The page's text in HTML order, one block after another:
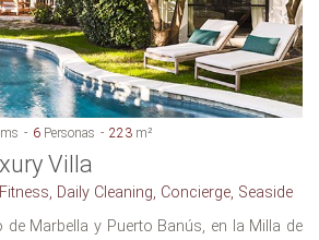
6 Personas 223 m²
Villa
Daily Cleaning, Concierge, Seaside
de Marbella y Puerto Banús, en la Milla de